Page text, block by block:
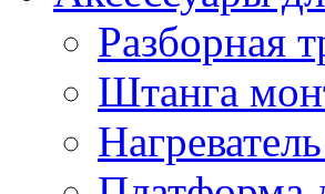
Разборная
Штанга